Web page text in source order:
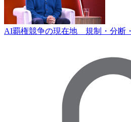
AI覇権競争の現在地 規制・分断